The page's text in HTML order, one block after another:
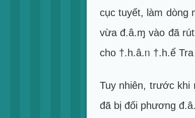
cục tuyết, làm dòng
vừa đ.â.ɱ vào đã
cho †.h.â.ᥒ †.h.ể
Tuy nhiên, trước khi
đã bị đối phương